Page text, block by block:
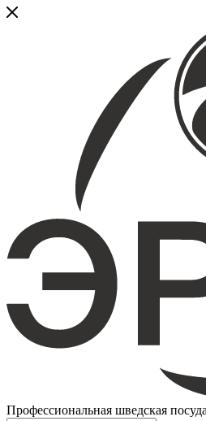
Профессиональная шведская